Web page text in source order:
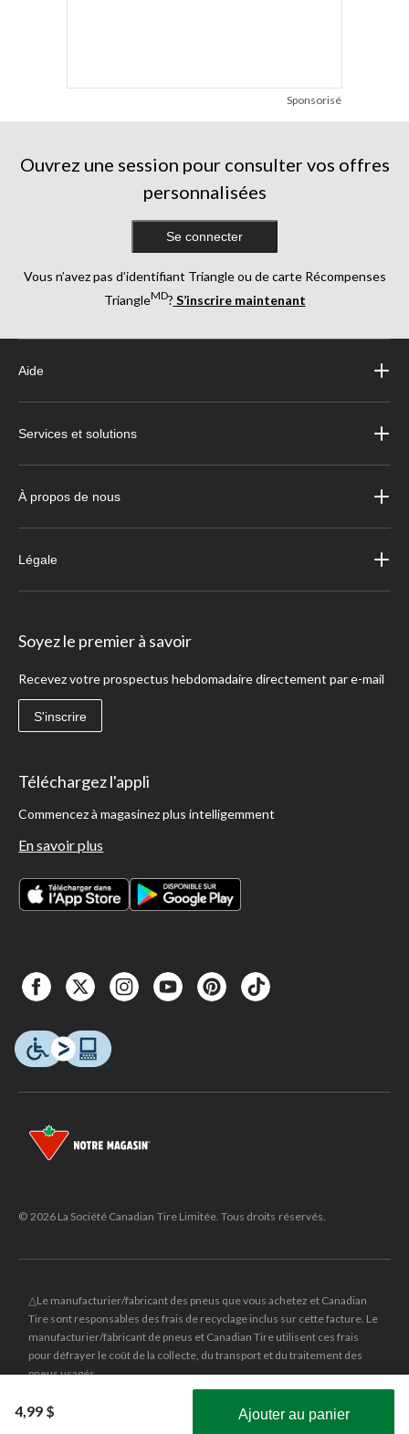
4,99 $ Ajouter au panier
Sponsorisé
Ouvrez une session pour consulter vos offres
personnalisées
Se connecter
Vous n’avez pas d’identifiant Triangle ou de carte Récompenses
TriangleMD? S’inscrire maintenant
Aide
Services et solutions
À propos de nous
Légale
Soyez le premier à savoir
Recevez votre prospectus hebdomadaire directement par e-mail
S'inscrire
Téléchargez l'appli
Commencez à magasinez plus intelligemment
En savoir plus
© 2026 La Société Canadian Tire Limitée. Tous droits réservés.
△Le manufacturier/fabricant des pneus que vous achetez et Canadian
Tire sont responsables des frais de recyclage inclus sur cette facture. Le
manufacturier/fabricant de pneus et Canadian Tire utilisent ces frais
pour défrayer le coût de la collecte, du transport et du traitement des
pneus usagés.
marques de commerce déposées de la Société Canadian Tire Limitée.